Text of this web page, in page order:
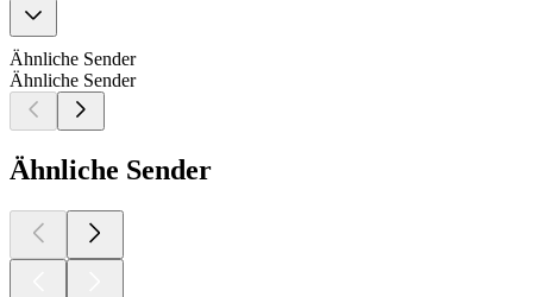
Ähnliche Sender
Ähnliche Sender
Ähnliche Sender